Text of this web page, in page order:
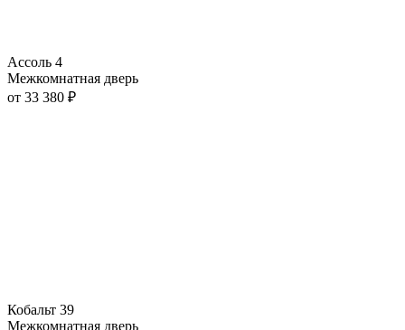
Ассоль 4
Межкомнатная дверь
от 33 380 ₽
Кобальт 39
Межкомнатная дверь